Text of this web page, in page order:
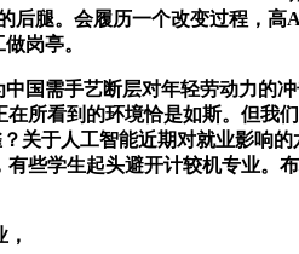
后腿。会履历一个改变过程，
岗亭。
需手艺断层对年轻劳动力的
所看到的环境恰是如斯。但我
于人工智能近期对就业影响的
些学生起头避开计较机专业。